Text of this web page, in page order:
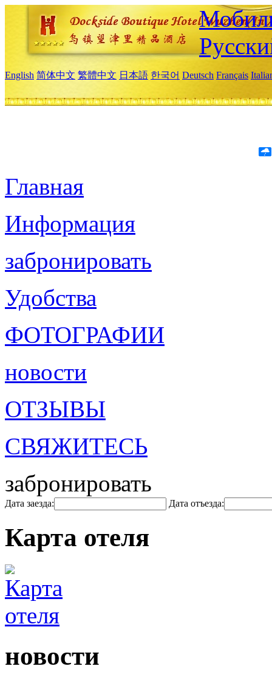
English 简体中文 繁體中文 日本語 한국어 Deutsch Français
Главная
Информация
забронировать
Удобства
ФОТОГРАФИИ
новости
ОТЗЫВЫ
СВЯЖИТЕСЬ
забронировать
Дата заезда: Дата отъезда:
Карта отеля
новости